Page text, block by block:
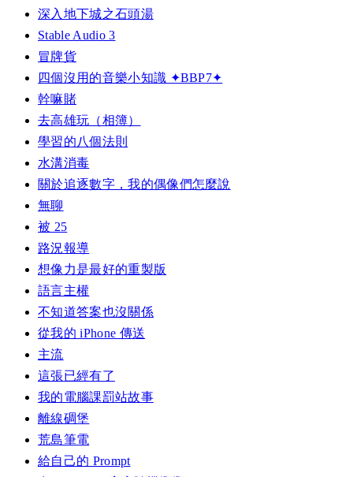
深入地下城之石頭湯
Stable Audio 3
冒牌貨
四個沒用的音樂小知識 ✦BBP7✦
幹嘛賭
去高雄玩（相簿）
學習的八個法則
水溝消毒
關於追逐數字，我的偶像們怎麼說
無聊
被 25
路況報導
想像力是最好的重製版
語言主權
不知道答案也沒關係
從我的 iPhone 傳送
主流
這張已經有了
我的電腦課罰站故事
離線碉堡
荒島筆電
給自己的 Prompt